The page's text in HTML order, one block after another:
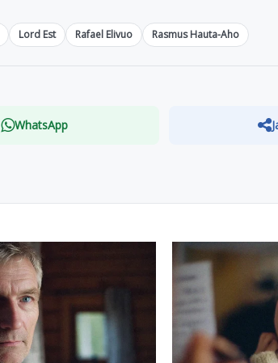
Lord Est Rafael Elivuo Rasmus Hauta-Aho
WhatsApp